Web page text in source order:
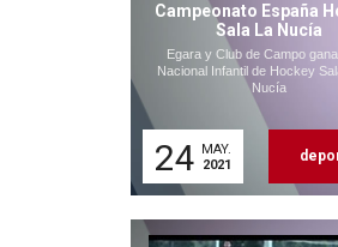
Campeonato España
Sala La Nucía
Egara y Club de Campo
Nacional Infantil de Hockey
Nucía
24 MAY.
2021